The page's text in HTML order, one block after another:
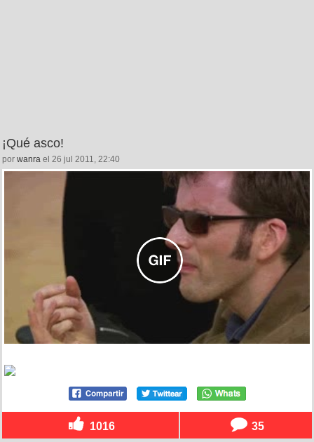
¡Qué asco!
por wanra el 26 jul 2011, 22:40
1016 35